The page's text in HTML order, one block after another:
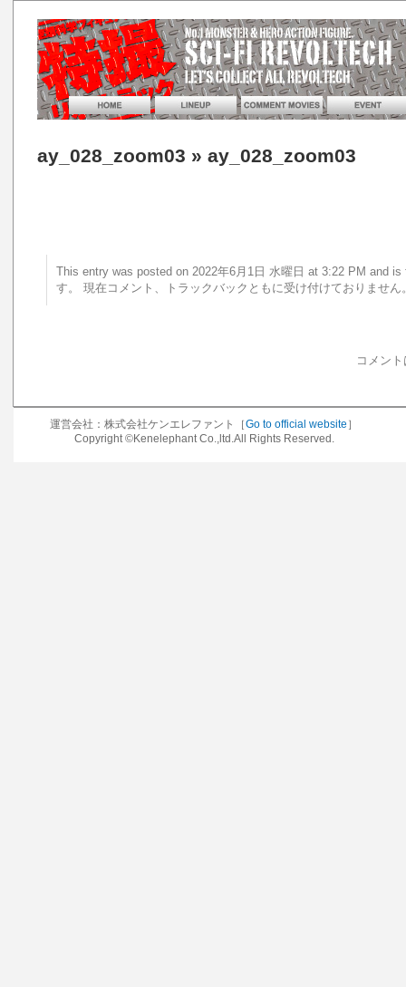
ay_028_zoom03 » ay_028_zoom03
This entry was posted on 2022年6月1日 水曜日 at 3:22 PM and
す。 現在コメント、トラックバックともに受け付けておりません
コメン
運営会社：株式会社ケンエレファント［Go to official website ］
Copyright ©Kenelephant Co.,ltd.All Rights Reserved.